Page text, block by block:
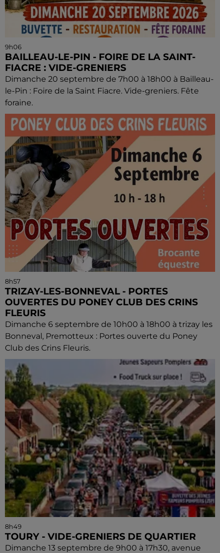
9h06
BAILLEAU-LE-PIN - FOIRE DE LA SAINT-
FIACRE : VIDE-GRENIERS
Dimanche 20 septembre de 7h00 à 18h00 à Bailleau-
le-Pin : Foire de la Saint Fiacre. Vide-greniers. Fête
foraine.
8h57
TRIZAY-LES-BONNEVAL - PORTES
OUVERTES DU PONEY CLUB DES CRINS
FLEURIS
Dimanche 6 septembre de 10h00 à 18h00 à trizay les
Bonneval, Premotteux : Portes ouverte du Poney
Club des Crins Fleuris.
8h49
TOURY - VIDE-GRENIERS DE QUARTIER
Dimanche 13 septembre de 9h00 à 17h30, avenue